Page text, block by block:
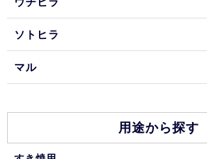
ソトヒラ
マル
用途から探す